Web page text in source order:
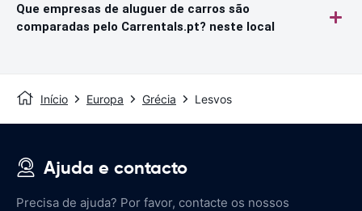
Que empresas de aluguer de carros são
comparadas pelo Carrentals.pt? neste local
Início Europa Grécia Lesvos
Ajuda e contacto
Precisa de ajuda? Por favor, contacte os nossos